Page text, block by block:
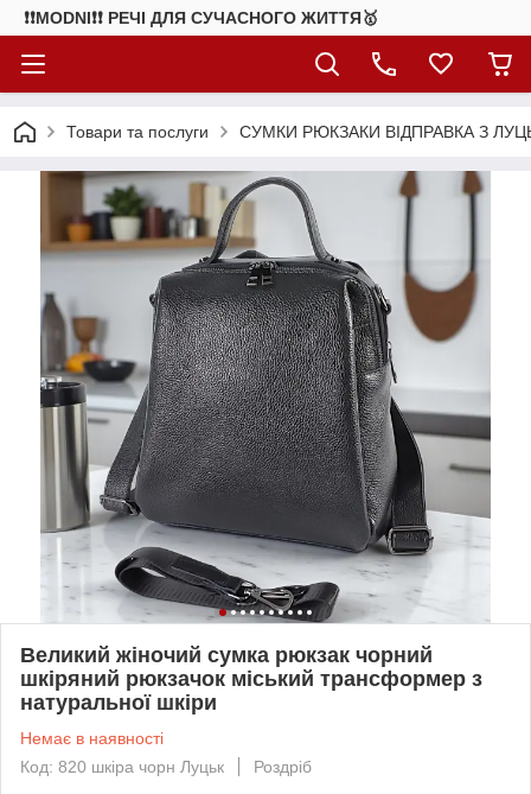
❗❗MODNI❗❗ РЕЧІ ДЛЯ СУЧАСНОГО ЖИТТЯ🥇
Товари та послуги СУМКИ РЮКЗАКИ ВІДПРАВКА З
Великий жіночий сумка рюкзак чорний
шкіряний рюкзачок міський трансформер з
натуральної шкіри
Немає в наявності
Код: 820 шкіра чорн Луцьк
Роздріб